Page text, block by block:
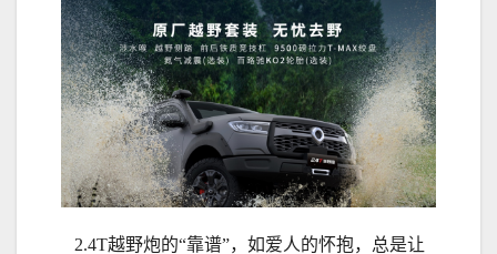
2.4T越野炮的“靠谱”，如爱人的怀抱，总是让